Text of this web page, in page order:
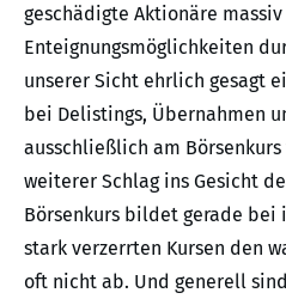
geschädigte Aktionäre
Enteignungsmöglichkeiten
unserer Sicht ehrlich gesagt
bei Delistings, Übernahmen
ausschließlich am
weiterer Schlag ins Gesicht
Börsenkurs bildet gerade
stark verzerrten Kursen den
oft nicht ab. Und generell